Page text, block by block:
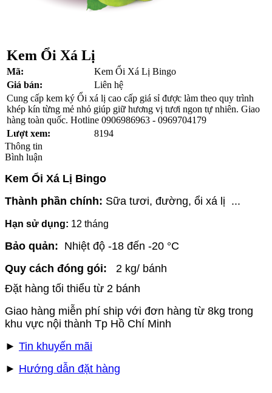
Kem Ổi Xá Lị
Mã:
Kem Ổi Xá Lị Bingo
Giá bán:
Liên hệ
Cung cấp kem ký Ổi xá lị cao cấp giá sỉ được làm theo quy trình
khép kín từng mẻ nhỏ giúp giữ hương vị tươi ngon tự nhiên. Giao
hàng toàn quốc. Hotline 0906986963 - 0969704179
Lượt xem:
8194
Thông tin
Bình luận
Kem Ổi Xá Lị Bingo
Thành phần chính: Sữa tươi, đường, ổi xá lị ...
Hạn sử dụng: 12 tháng
Bảo quản: Nhiệt độ -18 đến -20 °C
Quy cách đóng gói:
2 kg/ bánh
Đặt hàng tối thiểu từ 2 bánh
Giao hàng miễn phí ship với đơn hàng từ 8kg trong
khu vực nội thành Tp Hồ Chí Minh
► Tin khuyến mãi
► Hướng dẫn đặt hàng